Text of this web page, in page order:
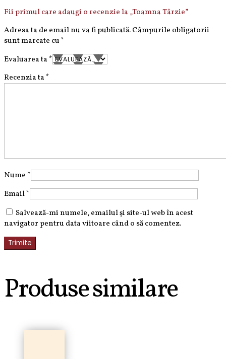
Fii primul care adaugi o recenzie la „Toamna Târzie”
Adresa ta de email nu va fi publicată.Câmpurile obligatorii
sunt marcate cu*
Evaluarea ta*
Recenzia ta*
Nume*
Email*
Salvează-mi numele, emailul și site-ul web în acest
navigator pentru data viitoare când o să comentez.
Produse similare